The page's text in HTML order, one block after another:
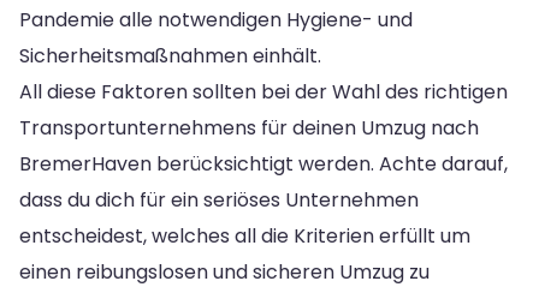
Pandemie alle notwendigen Hygiene- und
Sicherheitsmaßnahmen einhält.
All diese Faktoren sollten bei der Wahl des richtigen
Transportunternehmens für deinen Umzug nach
Bremer­Haven berücksichtigt werden. Achte darauf,
dass du dich für ein seriöses Unternehmen
entscheidest, welches all die Kriterien erfüllt um
einen reibungslosen und sicheren Umzug zu